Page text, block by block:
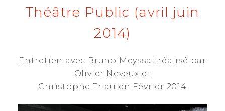
Théâtre Public (avril juin
2014)
Entretien avec Bruno Meyssat réalisé par
Olivier Neveux et
Christophe Triau en Février 2014